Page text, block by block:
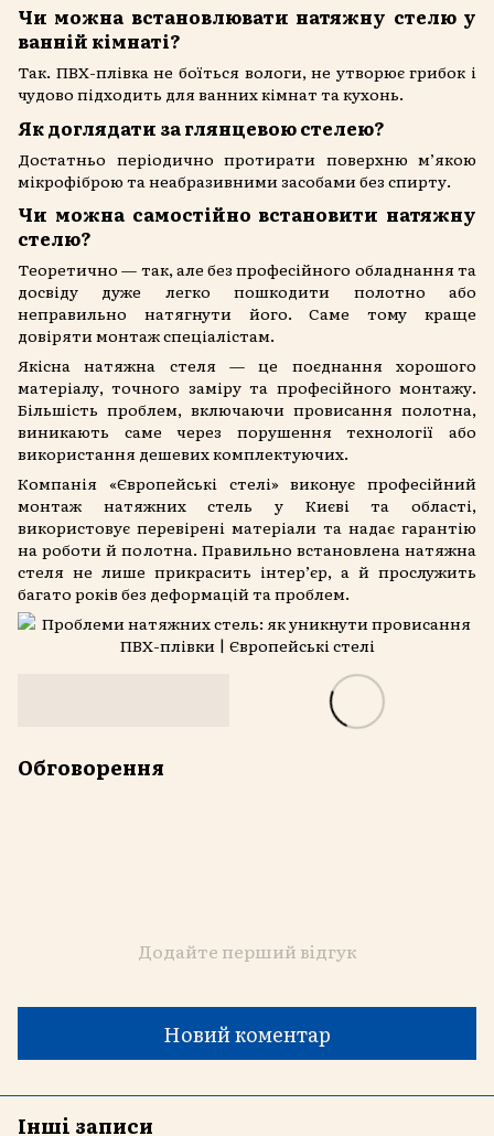
Чи можна встановлювати натяжну стелю у
ванній кімнаті?
Так. ПВХ-плівка не боїться вологи, не утворює грибок і
чудово підходить для ванних кімнат та кухонь.
Як доглядати за глянцевою стелею?
Достатньо періодично протирати поверхню м’якою
мікрофіброю та неабразивними засобами без спирту.
Чи можна самостійно встановити натяжну
стелю?
Теоретично — так, але без професійного обладнання та
досвіду дуже легко пошкодити полотно або
неправильно натягнути його. Саме тому краще
довіряти монтаж спеціалістам.
Якісна натяжна стеля — це поєднання хорошого
матеріалу, точного заміру та професійного монтажу.
Більшість проблем, включаючи провисання полотна,
виникають саме через порушення технології або
використання дешевих комплектуючих.
Компанія «Європейські стелі» виконує професійний
монтаж натяжних стель у Києві та області,
використовує перевірені матеріали та надає гарантію
на роботи й полотна. Правильно встановлена натяжна
стеля не лише прикрасить інтер’єр, а й прослужить
багато років без деформацій та проблем.
Обговорення
Додайте перший відгук
Новий коментар
Інші записи